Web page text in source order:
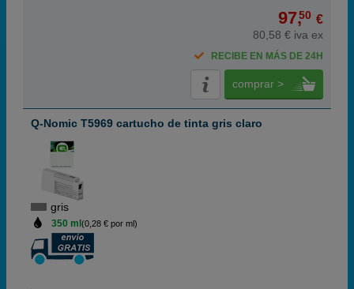
97,50 €
80,58 € iva ex
RECIBE EN MÁS DE 24H
comprar >
Q-Nomic T5969 cartucho de tinta gris claro
gris
350 ml (0,28 € por ml)